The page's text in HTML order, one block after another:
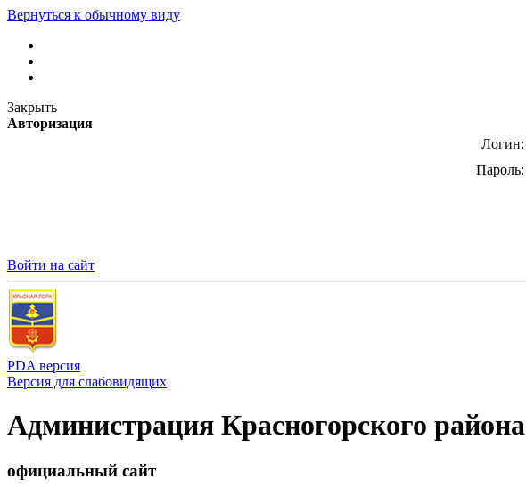
Вернуться к обычному виду
Закрыть
Авторизация
Логин:
Пароль:
Войти на сайт
PDA версия
Версия для слабовидящих
Администрация Красногорского района
официальный сайт